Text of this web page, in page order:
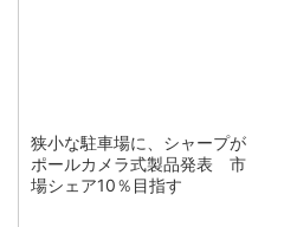
狭小な駐車場に、シャープが
ポールカメラ式製品発表 市
場シェア10％目指す